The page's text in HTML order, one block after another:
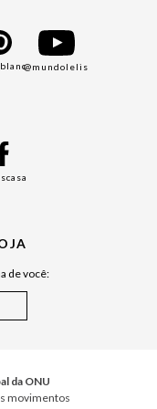
@mundolelis
de você:
da ONU
movimentos